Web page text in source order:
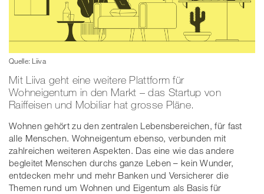
Quelle: Liiva
Mit Liiva geht eine weitere Plattform für
Wohneigentum in den Markt – das Startup von
Raiffeisen und Mobiliar hat grosse Pläne.
Wohnen gehört zu den zentralen Lebensbereichen, für fast
alle Menschen. Wohneigentum ebenso, verbunden mit
zahlreichen weiteren Aspekten. Das eine wie das andere
begleitet Menschen durchs ganze Leben – kein Wunder,
entdecken mehr und mehr Banken und Versicherer die
Themen rund um Wohnen und Eigentum als Basis für